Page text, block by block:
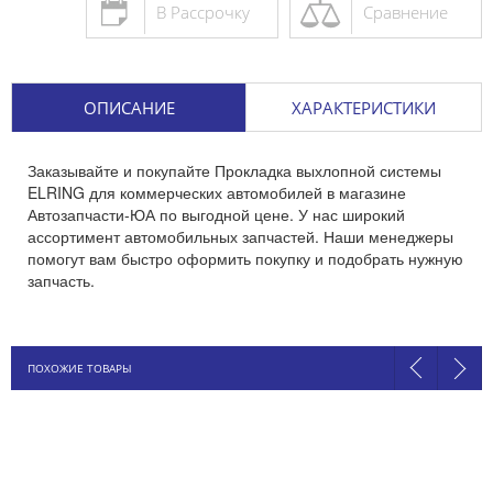
Сравнение
В Рассрочку
ОПИСАНИЕ ХАРАКТЕРИСТИКИ
Заказывайте и покупайте Прокладка выхлопной системы
ELRING для коммерческих автомобилей в магазине
Автозапчасти-ЮА по выгодной цене. У нас широкий
ассортимент автомобильных запчастей. Наши менеджеры
помогут вам быстро оформить покупку и подобрать нужную
запчасть.
ПОХОЖИЕ ТОВАРЫ